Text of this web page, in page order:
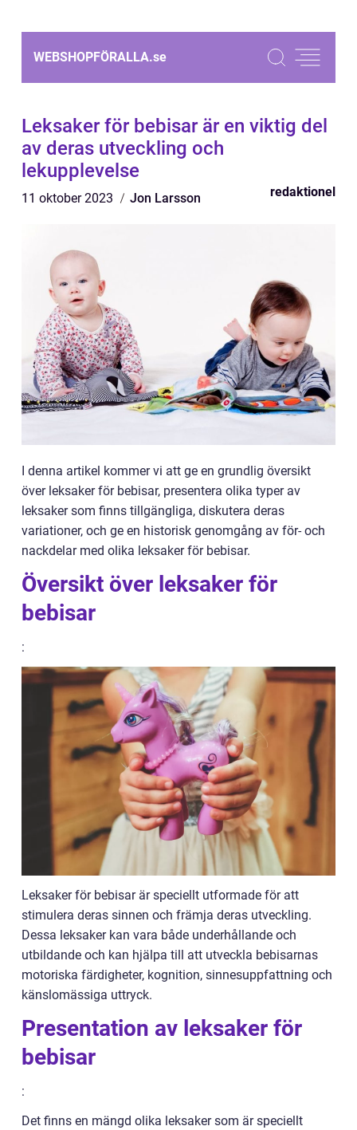
WEBSHOPFÖRALLA.se
Leksaker för bebisar är en viktig del
av deras utveckling och
lekupplevelse
11 oktober 2023 Jon Larsson redaktionel
I denna artikel kommer vi att ge en grundlig översikt
över leksaker för bebisar, presentera olika typer av
leksaker som finns tillgängliga, diskutera deras
variationer, och ge en historisk genomgång av för- och
nackdelar med olika leksaker för bebisar.
Översikt över leksaker för
bebisar
:
Leksaker för bebisar är speciellt utformade för att
stimulera deras sinnen och främja deras utveckling.
Dessa leksaker kan vara både underhållande och
utbildande och kan hjälpa till att utveckla bebisarnas
motoriska färdigheter, kognition, sinnesuppfattning och
känslomässiga uttryck.
Presentation av leksaker för
bebisar
:
Det finns en mängd olika leksaker som är speciellt